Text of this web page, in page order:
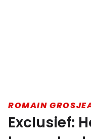
ROMAIN
Exclusief: